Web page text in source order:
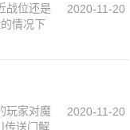
战位还是
情况下
2020-11-20
玩家对魔
传送门解
2020-11-20